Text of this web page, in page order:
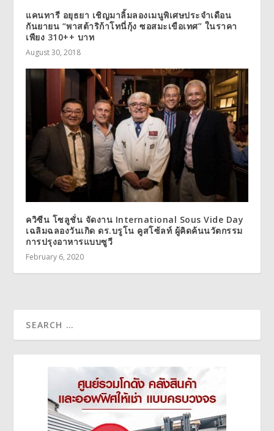
แคนทารี อยุธยา เชิญมาลิ้มลองเมนูพิเศษประจำเดือน
กันยายน “พาสต้าริก้าโทนี่กุ้ง ซอสมะเขือเทศ” ในราคา
เพียง 310++ บาท
August 30, 2018
ควิซีน โซลูชั่น จัดงาน International Sous Vide Day
เฉลิมฉลองวันเกิด ดร.บรูโน คูสโซ้ลท์ ผู้คิดค้นนวัตกรรม
การปรุงอาหารแบบซูวี
February 6, 2020